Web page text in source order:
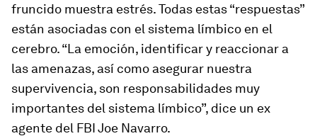
fruncido muestra estrés. Todas estas “respuestas”
están asociadas con el sistema límbico en el
cerebro. “La emoción, identificar y reaccionar a
las amenazas, así como asegurar nuestra
supervivencia, son responsabilidades muy
importantes del sistema límbico”, dice un ex
agente del FBI Joe Navarro.